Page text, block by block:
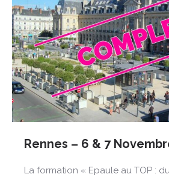
Rennes – 6 & 7
La formation « Epaule au TOP :